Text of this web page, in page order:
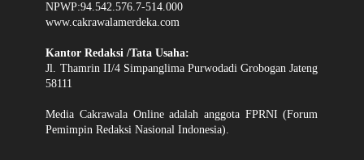
NPWP:94.542.576.7-514.000
www.cakrawalamerdeka.com
Kantor Redaksi /Tata Usaha:
Jl. Thamrin II/4 Simpanglima Purwodadi Grobogan Jateng
58111
Media Cakrawala Online adalah anggota FPRNI (Forum
Pemimpin Redaksi Nasional Indonesia).